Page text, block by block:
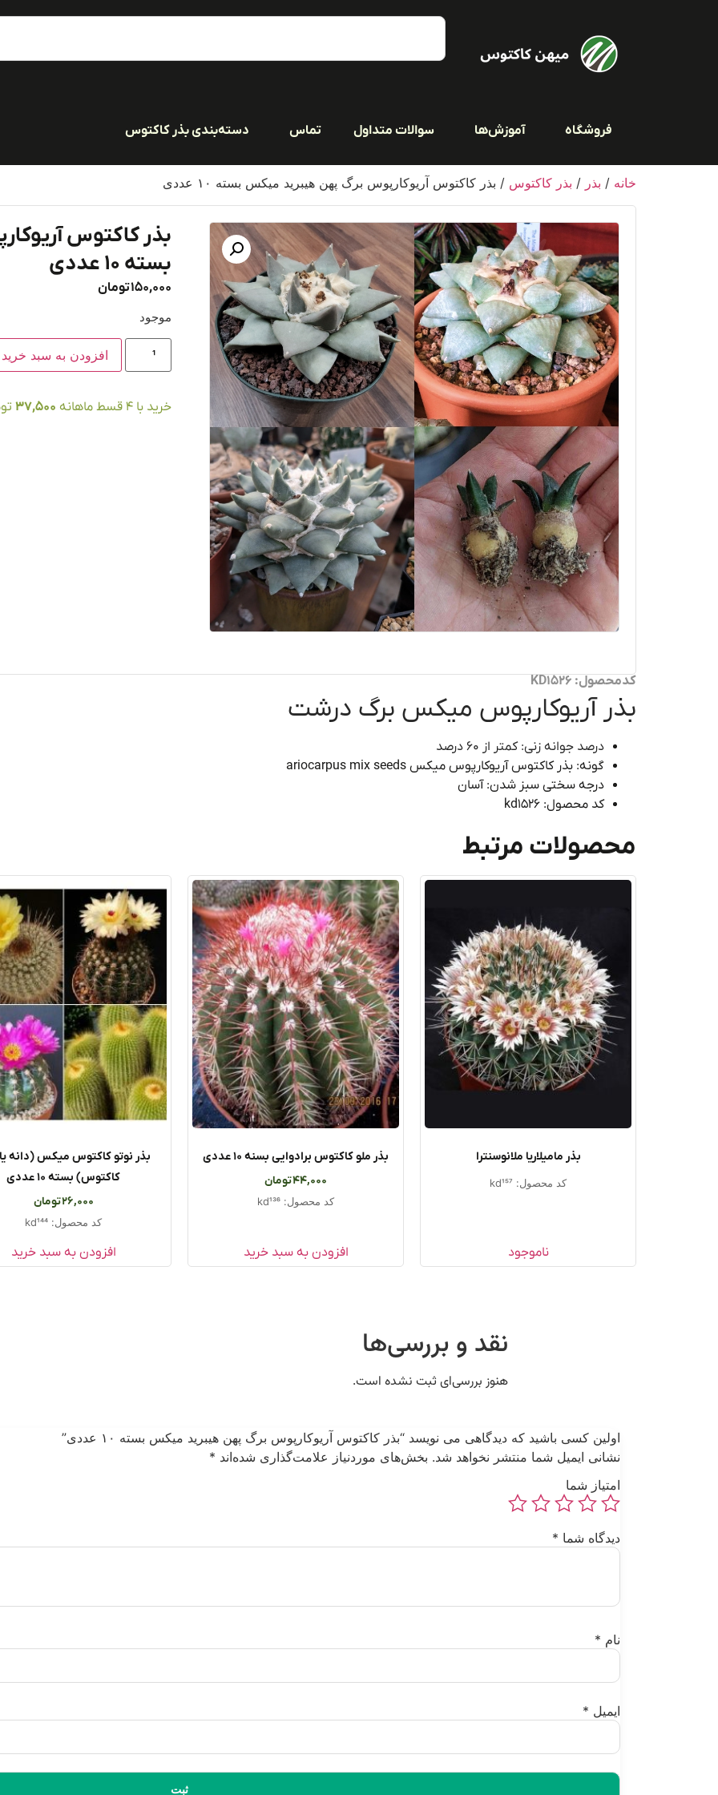
فروشگاه آموزش‌ها سوالات متداول تماس دسته‌بندی بذر کاکتوس
خانه / بذر / بذر کاکتوس / بذر کاکتوس آریوکارپوس برگ پهن هیبرید میکس بسته ۱۰ عددی
بذر کاکتوس
بسته ۱۰ عددی
150,000تومان
موجود
افزودن به سبد خرید
خرید با ۴ قسط ماهانه 37,500
کدمحصول: KD1526
بذر آریوکارپوس میکس برگ درشت
درصد جوانه زنی: کمتر از 60 درصد
گونه: بذر کاکتوس آریوکارپوس میکس ariocarpus mix seeds
درجه سختی سبز شدن: آسان
کد محصول: kd1526
محصولات مرتبط
بذر مامیلاریا ملانوسنترا
کد محصول: kd157
ناموجود
بذر ملو کاکتوس برادوایی بسنه ۱۰ عددی
44,000تومان
کد محصول: kd136
افزودن به سبد خرید
بذر نوتو کاکتوس میکس (دانه
کاکتوس) بسته ۱۰ عددی
26,000تومان
کد محصول: kd144
افزودن به سبد خرید
نقد و بررسی‌ها
هنوز بررسی‌ای ثبت نشده است.
اولین کسی باشید که دیدگاهی می نویسد “بذر کاکتوس آریوکارپوس برگ پهن هیبرید میکس بسته ۱۰ عددی”
نشانی ایمیل شما منتشر نخواهد شد. بخش‌های موردنیاز علامت‌گذاری شده‌اند *
امتیاز شما
دیدگاه شما *
نام *
ایمیل *